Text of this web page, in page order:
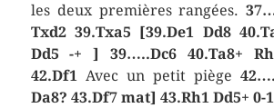
les deux premières rangées.
Txd2 39.Txa5 [39.De1 Dd8
Dd5 -+ ] 39…..Dc6 40.Ta8+
42.Df1
Avec un petit piège
Da8? 43.Df7 mat] 43.Rh1 Dd5+ 0-1